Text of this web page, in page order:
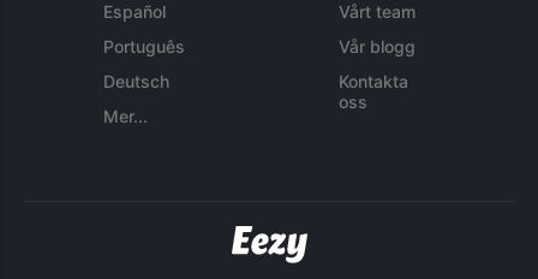
Español
Português
Deutsch
Mer...
Vårt team
Vår blogg
Kontakta
oss